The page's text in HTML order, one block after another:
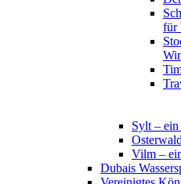
für
Sylt –
Vilm –
Dubais